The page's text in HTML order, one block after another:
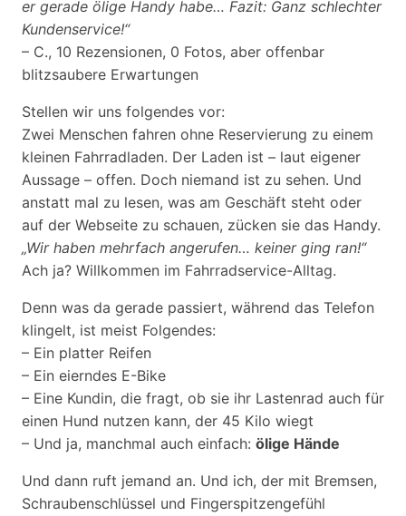
er gerade ölige Handy habe… Fazit: Ganz schlechter
Kundenservice!“
– C., 10 Rezensionen, 0 Fotos, aber offenbar
blitzsaubere Erwartungen
Stellen wir uns folgendes vor:
Zwei Menschen fahren ohne Reservierung zu einem
kleinen Fahrradladen. Der Laden ist – laut eigener
Aussage – offen. Doch niemand ist zu sehen. Und
anstatt mal zu lesen, was am Geschäft steht oder
auf der Webseite zu schauen, zücken sie das Handy.
„Wir haben mehrfach angerufen… keiner ging ran!“
Ach ja? Willkommen im Fahrradservice-Alltag.
Denn was da gerade passiert, während das Telefon
klingelt, ist meist Folgendes:
– Ein platter Reifen
– Ein eierndes E-Bike
– Eine Kundin, die fragt, ob sie ihr Lastenrad auch für
einen Hund nutzen kann, der 45 Kilo wiegt
– Und ja, manchmal auch einfach: ölige Hände
Und dann ruft jemand an. Und ich, der mit Bremsen,
Schraubenschlüssel und Fingerspitzengefühl